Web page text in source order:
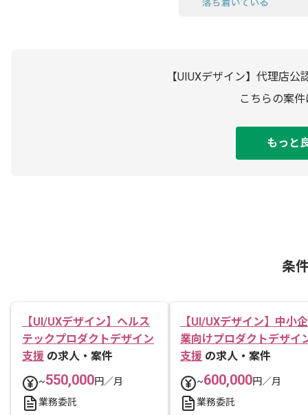
【UIUXデザイン】代理店
こちらの案
もっと
条
【UI/UXデザイン】ヘルス
テックプロダクトデザイン
支援 の求人・案件
~550,000円／月
業務委託
【UI/UXデザイン】中小企
業向けプロダクトデザイ
支援 の求人・案件
~600,000円／月
業務委託